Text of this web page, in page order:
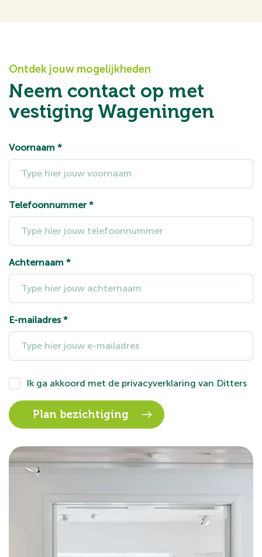
Ontdek jouw mogelijkheden
Neem contact op met
vestiging Wageningen
Voornaam *
Telefoonnummer*
Achternaam *
E-mailadres*
Ik ga akkoord met de privacyverklaring van Ditters